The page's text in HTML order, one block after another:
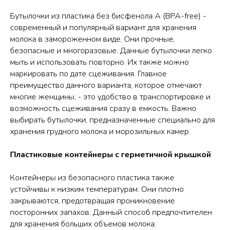
Бутылочки из пластика без бисфенола А (BPA-free) -
современный и популярный вариант для хранения
молока в замороженном виде. Они прочные,
безопасные и многоразовые. Данные бутылочки легко
мыть и использовать повторно. Их также можно
маркировать по дате сцеживания. Главное
преимущество данного варианта, которое отмечают
многие женщины, - это удобство в транспортировке и
возможность сцеживания сразу в емкость. Важно
выбирать бутылочки, предназначенные специально для
хранения грудного молока и морозильных камер.
Пластиковые контейнеры с герметичной крышкой
Контейнеры из безопасного пластика также
устойчивы к низким температурам. Они плотно
закрываются, предотвращая проникновение
посторонних запахов. Данный способ предпочтителен
для хранения больших объемов молока.